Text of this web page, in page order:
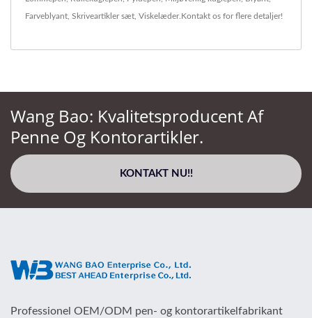
Farveblyant Skriveartikler sæt Viskelæder. Kontakt os for flere detaljer!
Wang Bao: Kvalitetsproducent Af
Penne Og Kontorartikler.
KONTAKT NU!!
Professionel OEM/ODM pen- og kontorartikelfabrikant